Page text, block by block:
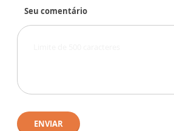
Seu comentário
ENVIAR